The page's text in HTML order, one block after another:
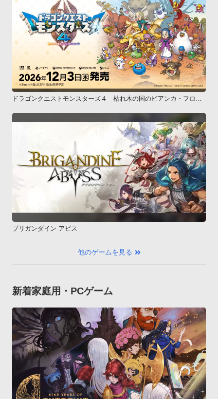
ドラゴンクエストモンスターズ４ 枯れ木の国のビアンカ・フロー
ブリガンダイン アビス
他のゲームを見る
新着家庭用・PCゲーム